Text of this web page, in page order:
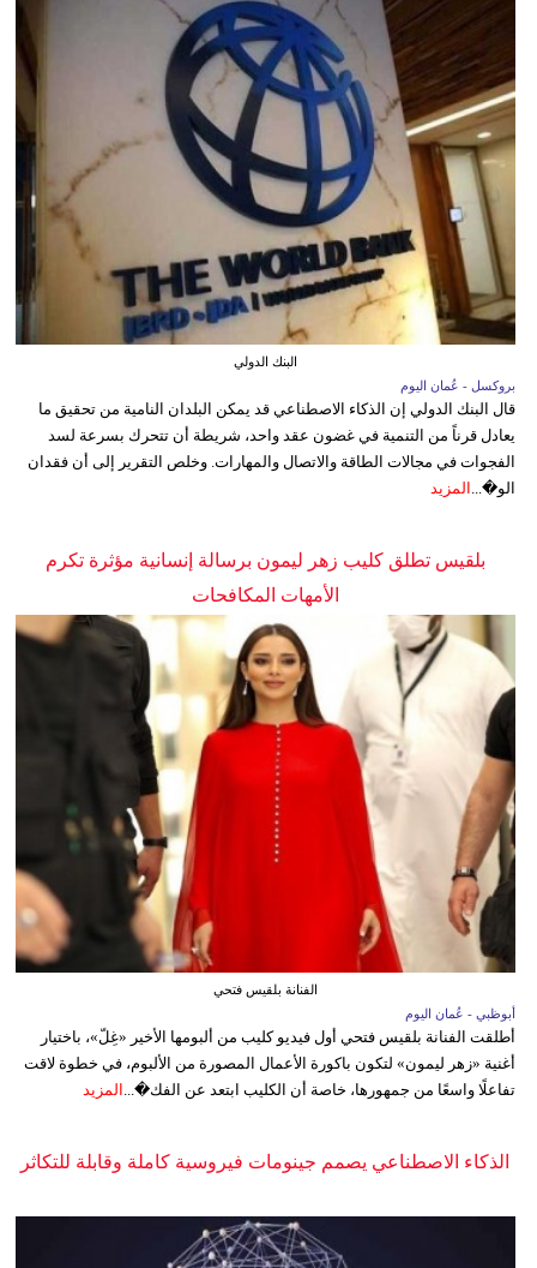
البنك الدولي
بروكسل - عُمان اليوم
قال البنك الدولي إن الذكاء الاصطناعي قد يمكن البلدان النامية من تحقيق ما
يعادل قرناً من التنمية في غضون عقد واحد، شريطة أن تتحرك بسرعة لسد
الفجوات في مجالات الطاقة والاتصال والمهارات. وخلص التقرير إلى أن فقدان
الو�... المزيد
بلقيس تطلق كليب زهر ليمون برسالة إنسانية مؤثرة تكرم
الأمهات المكافحات
الفنانة بلقيس فتحي
أبوظبي - عُمان اليوم
أطلقت الفنانة بلقيس فتحي أول فيديو كليب من ألبومها الأخير «غِلّ»، باختيار
أغنية «زهر ليمون» لتكون باكورة الأعمال المصورة من الألبوم، في خطوة لاقت
تفاعلًا واسعًا من جمهورها، خاصة أن الكليب ابتعد عن الفك�... المزيد
الذكاء الاصطناعي يصمم جينومات فيروسية كاملة وقابلة للتكاثر